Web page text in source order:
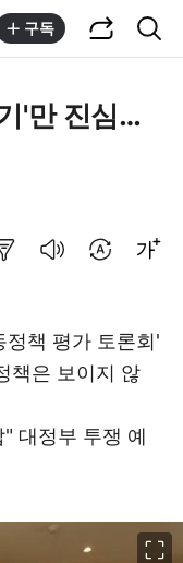
구독
'만 진심…
정책 평가 토론회'
책은 보이지 않
" 대정부 투쟁 예